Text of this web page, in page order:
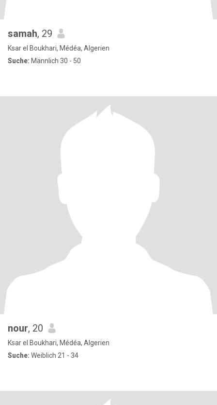
samah, 29
Ksar el Boukhari, Médéa, Algerien
Suche: Männlich 30 - 50
nour, 20
Ksar el Boukhari, Médéa, Algerien
Suche: Weiblich 21 - 34